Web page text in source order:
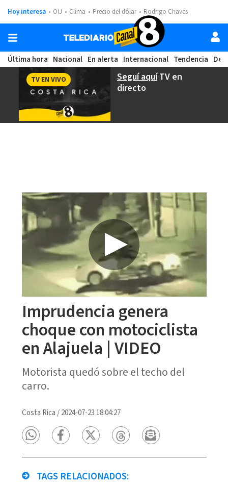
Hoy interesa OIJ Clima Precio del dólar Rodrigo Chaves
Última hora Nacional En alerta Internacional Tendencia
Seguí aquíTV en
directo
TV EN VIVO
Imprudencia genera
choque con motociclista
en Alajuela | VIDEO
Motorista quedó sobre el techo del
carro.
Costa Rica /2024-07-23 18:04:27
TAGS RELACIONADOS: